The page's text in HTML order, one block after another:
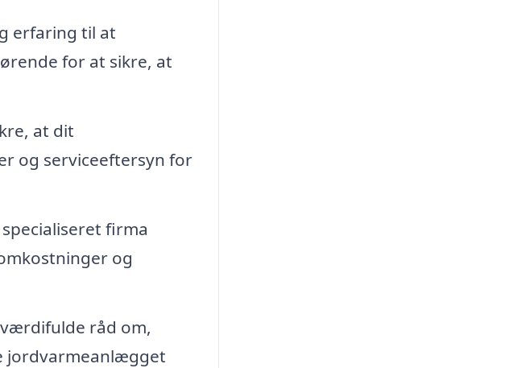
erfaring til at
for at sikre, at
at dit
og serviceeftersyn for
firma
og
råd om,
jordvarmeanlægget